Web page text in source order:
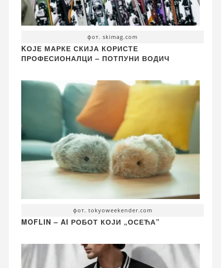
фот. skimag.com
KОЈЕ МАРКЕ СКИЈА КОРИСТЕ
ПРОФЕСИОНАЛЦИ – ПОТПУНИ ВОДИЧ
фот. tokyoweekender.com
MOFLIN – AI РОБОТ КОЈИ „ОСЕЋА”